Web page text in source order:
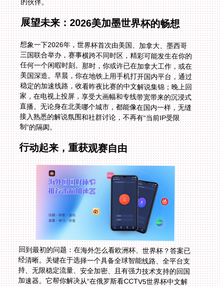
的伙伴。
展望未来：2026美加墨世界杯的畅想
想象一下2026年，世界杯首次由美国、加拿大、墨西哥
三国联合举办，赛事横跨不同时区，精彩可能发生在你的
任何一个闲暇时刻。那时，你或许已在加拿大工作，或在
美国深造。早晨，你在地铁上用手机打开国内平台，通过
稳定的加速线路，收看昨夜比赛的中文解说集锦；晚上回
家，在电视上投屏，享受大画幅和专线带宽带来的沉浸式
直播。无论身在北美哪个城市，都能像在国内一样，无缝
接入熟悉的解说氛围和社群讨论，不再有“当前IP受限
制”的隔阂。
行动起来，重获观赛自由
回到最初的问题：在海外怎么看欧洲杯、世界杯？答案已
经清晰。关键在于选择一个具备全球智能线路、全平台支
持、无限稳定流量、安全加密、且有强力技术支持的回国
加速器。它帮你解决从“在俄罗斯看CCTV5世界杯中文解